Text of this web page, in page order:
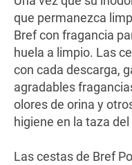
que permanezca
Bref con fragancia
huela a limpio. Las
con cada descarga,
agradables
olores de orina y
higiene en la taza del
Las cestas de Bref